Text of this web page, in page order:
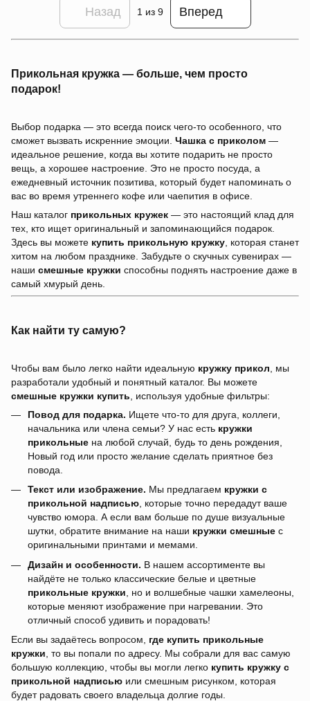
Назад 1из 9 Вперед
Прикольная кружка — больше, чем просто
подарок!
Выбор подарка — это всегда поиск чего-то особенного, что
сможет вызвать искренние эмоции. Чашка с приколом —
идеальное решение, когда вы хотите подарить не просто
вещь, а хорошее настроение. Это не просто посуда, а
ежедневный источник позитива, который будет напоминать о
вас во время утреннего кофе или чаепития в офисе.
Наш каталог прикольных кружек — это настоящий клад для
тех, кто ищет оригинальный и запоминающийся подарок.
Здесь вы можете купить прикольную кружку , которая станет
хитом на любом празднике. Забудьте о скучных сувенирах —
наши смешные кружки способны поднять настроение даже в
самый хмурый день.
Как найти ту самую?
Чтобы вам было легко найти идеальную кружку прикол , мы
разработали удобный и понятный каталог. Вы можете
смешные кружки купить , используя удобные фильтры:
Повод для подарка. Ищете что-то для друга, коллеги,
начальника или члена семьи? У нас есть кружки
прикольные на любой случай, будь то день рождения,
Новый год или просто желание сделать приятное без
повода.
Текст или изображение. Мы предлагаем кружки с
прикольной надписью , которые точно передадут ваше
чувство юмора. А если вам больше по душе визуальные
шутки, обратите внимание на наши кружки смешные с
оригинальными принтами и мемами.
Дизайн и особенности. В нашем ассортименте вы
найдёте не только классические белые и цветные
прикольные кружки , но и волшебные чашки хамелеоны,
которые меняют изображение при нагревании. Это
отличный способ удивить и порадовать!
Если вы задаётесь вопросом, где купить прикольные
кружки , то вы попали по адресу. Мы собрали для вас самую
большую коллекцию, чтобы вы могли легко купить кружку с
прикольной надписью или смешным рисунком, которая
будет радовать своего владельца долгие годы.